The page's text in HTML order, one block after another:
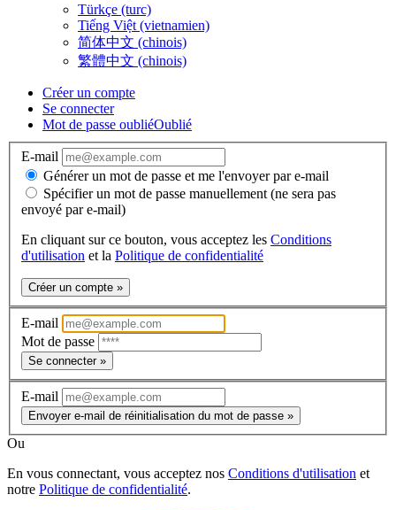
Türkçe (turc)
Tiếng Việt (vietnamien)
简体中文 (chinois)
繁體中文 (chinois)
Créer un compte
Se connecter
Mot de passe oubliéOublié
E-mail
Générer un mot de passe et me l'envoyer par e-mail
Spécifier un mot de passe manuellement (ne sera pas
envoyé par e-mail)
En cliquant sur ce bouton, vous acceptez les Conditions
d'utilisation et la Politique de confidentialité
Créer un compte »
E-mail
Mot de passe
Se connecter »
E-mail
Envoyer e-mail de réinitialisation du mot de passe »
Ou
En vous connectant, vous acceptez nos Conditions d'utilisation et
notre Politique de confidentialité.